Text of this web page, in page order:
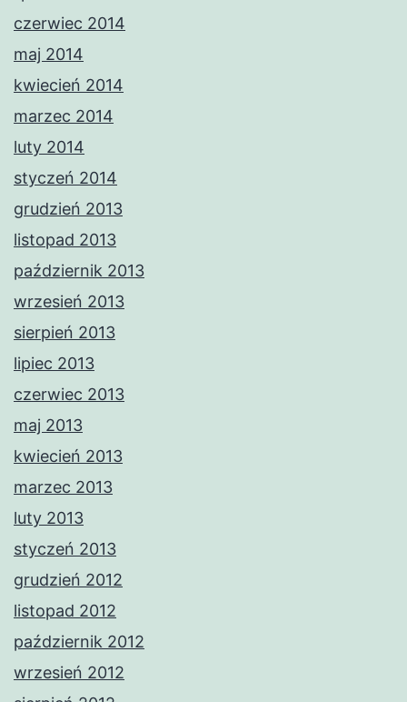
czerwiec 2014
maj 2014
kwiecień 2014
marzec 2014
luty 2014
styczeń 2014
grudzień 2013
listopad 2013
październik 2013
wrzesień 2013
sierpień 2013
lipiec 2013
czerwiec 2013
maj 2013
kwiecień 2013
marzec 2013
luty 2013
styczeń 2013
grudzień 2012
listopad 2012
październik 2012
wrzesień 2012